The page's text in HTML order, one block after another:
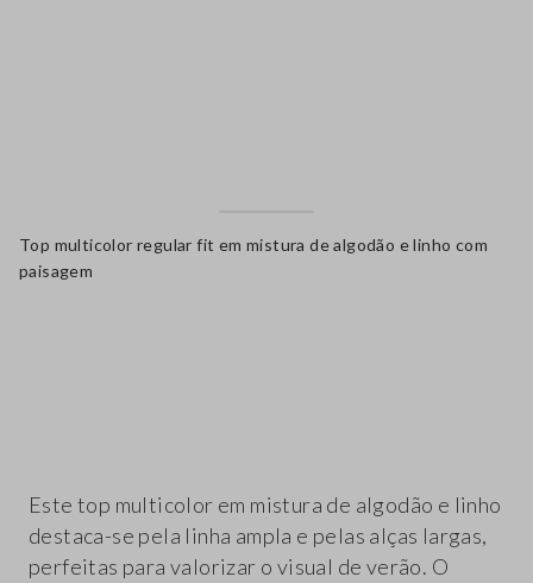
Top multicolor regular fit em mistura de algodão e linho com
paisagem
Este top multicolor em mistura de algodão e linho
destaca-se pela linha ampla e pelas alças largas,
perfeitas para valorizar o visual de verão. O